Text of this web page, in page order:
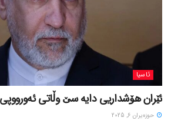
ئاسیا
ئێران هۆشداریی دایە سێ وڵاتی ئەورووپی
حوزه‌یران 6, 2025